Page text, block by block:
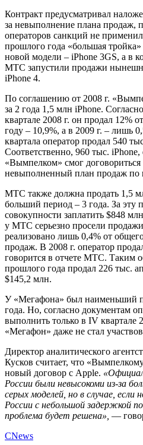
Контракт предусматривал
за невыполнение плана продаж,
операторов санкций не
прошлого года «большая
новой модели – iPhone 3GS, а в
МТС запустили продажи
iPhone 4.
По соглашению от 2008 г.
за 2 года 1,5 млн iPhone.
квартале 2008 г. он продал 12%
году – 10,9%, а в 2009 г. – лишь
квартала оператор продал 540
Соответственно, 960 тыс.
«Вымпелком» смог договориться
невыполненный план продаж по
МТС также должна продать 1,5
больший период – 3 года. За эту
совокупности заплатить $848
у МТС серьезно просели
реализовано лишь 0,4% от
продаж. В 2008 г. оператор
говорится в отчете МТС. Таким
прошлого года продал 226 тыс.
$145,2 млн.
У «Мегафона» был наименьший
года. Но, согласно документам
выполнить только в IV квартале
«Мегафон» даже не стал
Директор аналитического
Кусков считает, что
новый договор с Apple.
России были невысокоми из-за
серых моделей, но в случае, если
России с небольшой задержкой
проблема будет решена», —
CNews